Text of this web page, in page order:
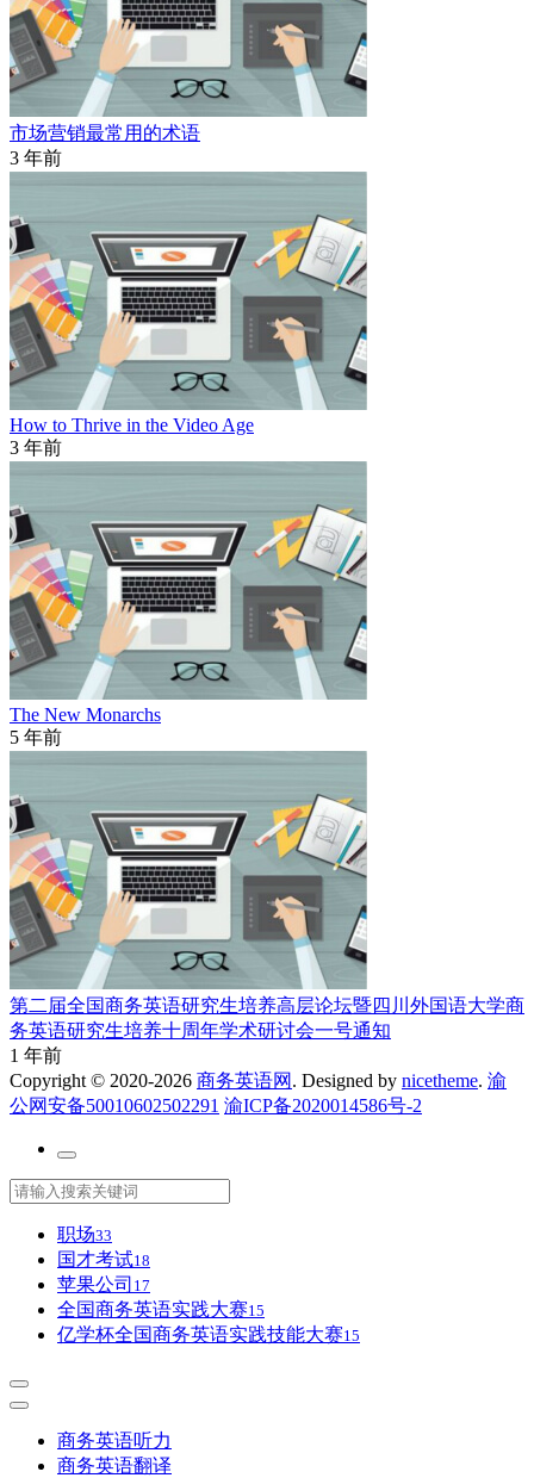
市场营销最常用的术语
3 年前
How to Thrive in the Video Age
3 年前
The New Monarchs
5 年前
第二届全国商务英语研究生培养高层论坛暨四川外国语大学商
务英语研究生培养十周年学术研讨会一号通知
1 年前
Copyright © 2020-2026 商务英语网 . Designed by nicetheme. 渝
公网安备50010602502291 渝ICP备2020014586号-2
职场33
国才考试18
苹果公司 17
全国商务英语实践大赛15
亿学杯全国商务英语实践技能大赛15
商务英语听力
商务英语翻译